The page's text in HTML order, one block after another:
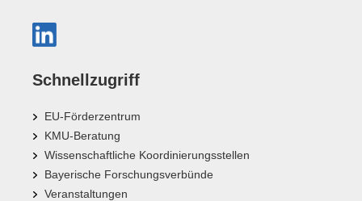
Schnellzugriff
EU-Förderzentrum
KMU-Beratung
Wissenschaftliche Koordinierungsstellen
Bayerische Forschungsverbünde
Veranstaltungen